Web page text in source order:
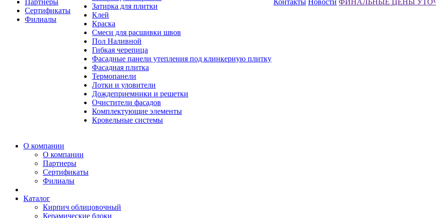
Партнеры
Сертификаты
Филиалы
Затирка для плитки
Клей
Краска
Смеси для расшивки швов
Пол Наливной
Гибкая черепица
Фасадные панели утепления под клинкерную плитку
Фасадная плитка
Термопанели
Лотки и уловители
Дождеприемники и решетки
Очистители фасадов
Комплектующие элементы
Кровельные системы
Контакты Новости ФИНАЛЬНЫЕ ЦЕНЫ
О компании
О компании
Партнеры
Сертификаты
Филиалы
Каталог
Кирпич облицовочный
Керамические блоки